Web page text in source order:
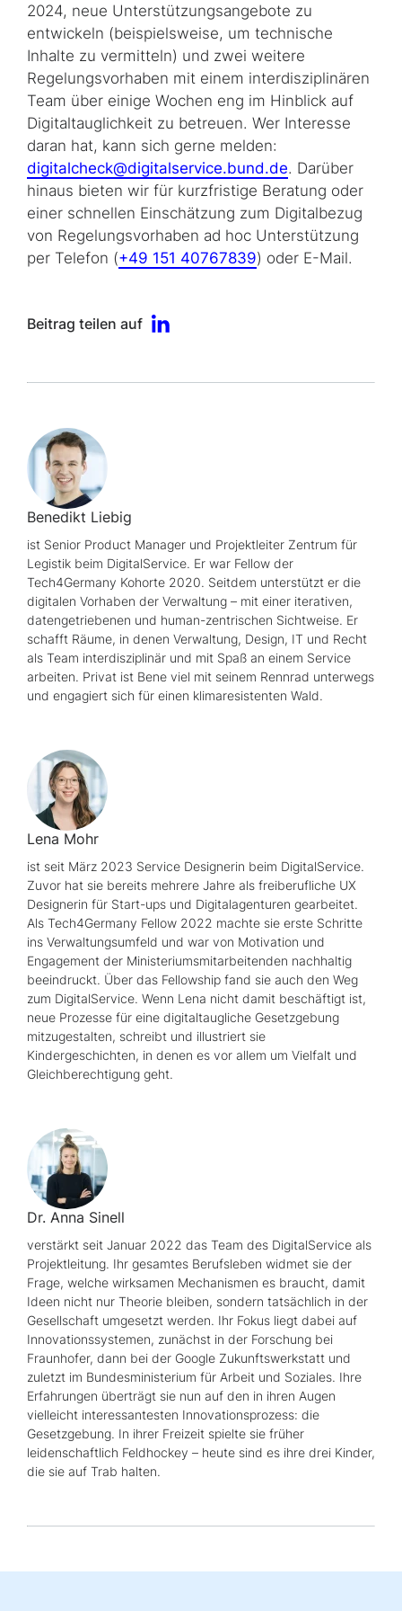
2024, neue Unterstützungsangebote zu
entwickeln (beispielsweise, um technische
Inhalte zu vermitteln) und zwei weitere
Regelungsvorhaben mit einem interdisziplinären
Team über einige Wochen eng im Hinblick auf
Digitaltauglichkeit zu betreuen. Wer Interesse
daran hat, kann sich gerne melden:
digitalcheck@digitalservice.bund.de. Darüber
hinaus bieten wir für kurzfristige Beratung oder
einer schnellen Einschätzung zum Digitalbezug
von Regelungsvorhaben ad hoc Unterstützung
per Telefon (+49 151 40767839) oder E-Mail.
Beitrag teilen auf
Benedikt Liebig
ist Senior Product Manager und Projektleiter Zentrum für
Legistik beim DigitalService. Er war Fellow der
Tech4Germany Kohorte 2020. Seitdem unterstützt er die
digitalen Vorhaben der Verwaltung – mit einer iterativen,
datengetriebenen und human-zentrischen Sichtweise. Er
schafft Räume, in denen Verwaltung, Design, IT und Recht
als Team interdisziplinär und mit Spaß an einem Service
arbeiten. Privat ist Bene viel mit seinem Rennrad unterwegs
und engagiert sich für einen klimaresistenten Wald.
Lena Mohr
ist seit März 2023 Service Designerin beim DigitalService.
Zuvor hat sie bereits mehrere Jahre als freiberufliche UX
Designerin für Start-ups und Digitalagenturen gearbeitet.
Als Tech4Germany Fellow 2022 machte sie erste Schritte
ins Verwaltungsumfeld und war von Motivation und
Engagement der Ministeriumsmitarbeitenden nachhaltig
beeindruckt. Über das Fellowship fand sie auch den Weg
zum DigitalService. Wenn Lena nicht damit beschäftigt ist,
neue Prozesse für eine digitaltaugliche Gesetzgebung
mitzugestalten, schreibt und illustriert sie
Kindergeschichten, in denen es vor allem um Vielfalt und
Gleichberechtigung geht.
Dr. Anna Sinell
verstärkt seit Januar 2022 das Team des DigitalService als
Projektleitung. Ihr gesamtes Berufsleben widmet sie der
Frage, welche wirksamen Mechanismen es braucht, damit
Ideen nicht nur Theorie bleiben, sondern tatsächlich in der
Gesellschaft umgesetzt werden. Ihr Fokus liegt dabei auf
Innovationssystemen, zunächst in der Forschung bei
Fraunhofer, dann bei der Google Zukunftswerkstatt und
zuletzt im Bundesministerium für Arbeit und Soziales. Ihre
Erfahrungen überträgt sie nun auf den in ihren Augen
vielleicht interessantesten Innovationsprozess: die
Gesetzgebung. In ihrer Freizeit spielte sie früher
leidenschaftlich Feldhockey – heute sind es ihre drei Kinder,
die sie auf Trab halten.